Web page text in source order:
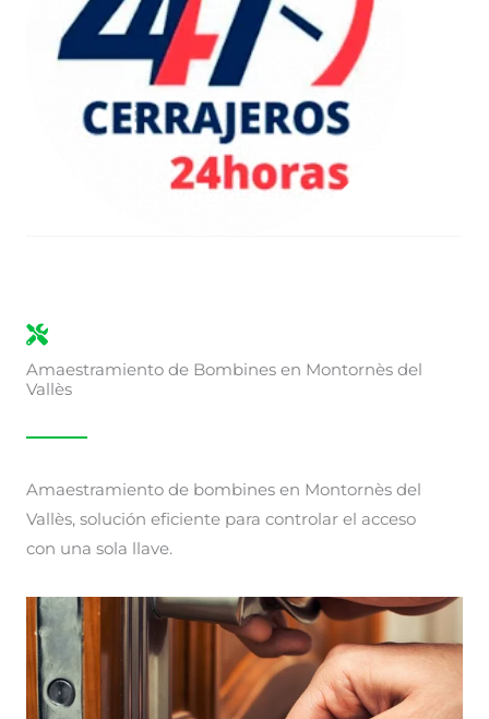
Amaestramiento de Bombines en Montornès del
Vallès
Amaestramiento de bombines en Montornès del
Vallès, solución eficiente para controlar el acceso
con una sola llave.